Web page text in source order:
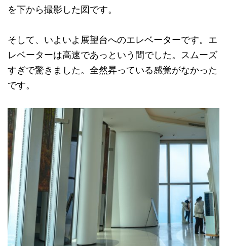
を下から撮影した図です。
そして、いよいよ展望台へのエレベーターです。エ
レベーターは高速であっという間でした。スムーズ
すぎで驚きました。全然昇っている感覚がなかった
です。